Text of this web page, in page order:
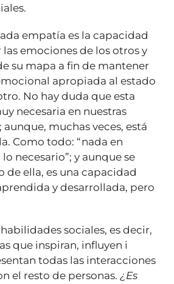
empatía es la capacidad
emociones de los otros y
su mapa a fin de mantener
apropiada al estado
No hay duda que esta
necesaria en nuestras
muchas veces, está
Como todo: “nada en
necesario”; y aunque se
de ella, es una capacidad
y desarrollada, pero
sociales, es decir,
que inspiran, influyen i
todas las interacciones
el resto de personas. ¿Es